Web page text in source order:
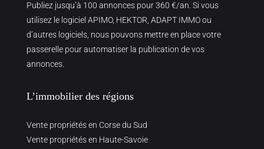
Publiez jusqu’à 100 annonces pour 360 €/an. Si vous
utilisez le logiciel APIMO, HEKTOR, ADAPT IMMO ou
d’autres logiciels, nous pouvons mettre en place votre
passerelle pour automatiser la publication de vos
annonces.
L’immobilier des régions
Vente propriétés en Corse du Sud
Vente propriétés en Haute-Savoie